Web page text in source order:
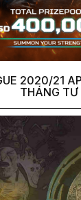
2020/21
THÁNG TƯ